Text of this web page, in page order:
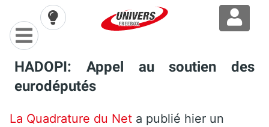
HADOPI: Appel au soutien des
eurodéputés
La Quadrature du Net a publié hier un